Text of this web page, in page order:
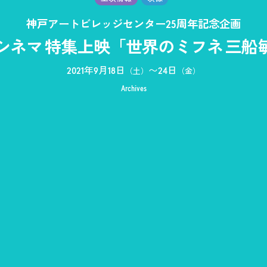
神戸アートビレッジセンター25周年記念企画
ネマ 特集上映「世界のミフネ 三船
2021年9月18日 （土） 〜24日
（金）
Archives